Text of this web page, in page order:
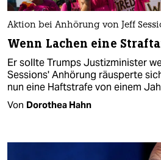
Aktion bei Anhörung von Jeff
Wenn Lachen eine
Er sollte Trumps Justizminister
Sessions' Anhörung räusperte
nun eine Haftstrafe von einem
Von Dorothea Hahn